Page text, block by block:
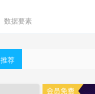
数据要素
推荐